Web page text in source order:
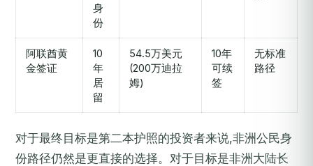
身
份
阿联酋黄
金签证
10
年
居
留
54.5万美元
(200万迪拉
姆)
10年
可续
签
无标准
路径
对于最终目标是第二本护照的投资者来说,非洲公民身
份路径仍然是更直接的选择。对于目标是非洲大陆长